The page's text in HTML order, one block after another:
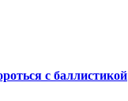
с баллистикой